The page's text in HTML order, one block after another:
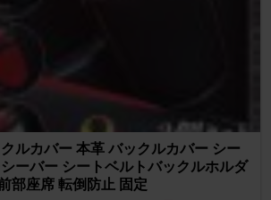
ルカバー 本革 バックルカバー シー
シーバー シートベルトバックルホルダ
部座席 転倒防止 固定